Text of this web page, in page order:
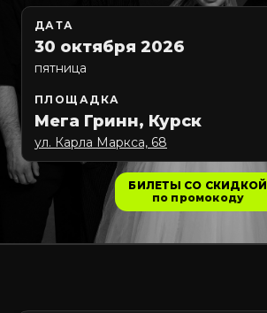
ДАТА
30 октября 2026
пятница
ПЛОЩАДКА
Мега Гринн, Курск
ул. Карла Маркса, 68
БИЛЕТЫ СО СКИДКОЙ
по промокоду